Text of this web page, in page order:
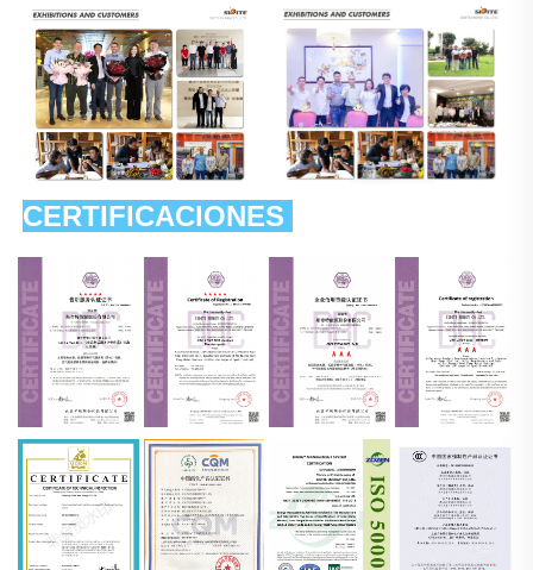
CERTIFICACIONES